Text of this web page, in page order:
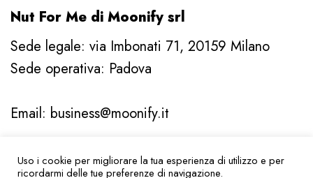
Nut For Me di Moonify srl
Sede legale: via Imbonati 71, 20159 Milano
Sede operativa: Padova
Email: business@moonify.it
© Nut For Me di Moonify srl | Padova | P.IVA
Uso i cookie per migliorare la tua esperienza di utilizzo e per
ricordarmi delle tue preferenze di navigazione.